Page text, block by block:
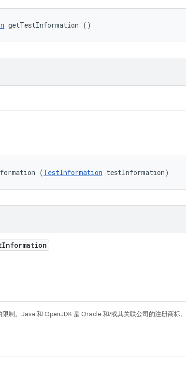
getTestInformation ()
(TestInformation testInformation)
Information
制。Java 和 OpenJDK 是 Oracle 和/或其关联公司的注册商标。